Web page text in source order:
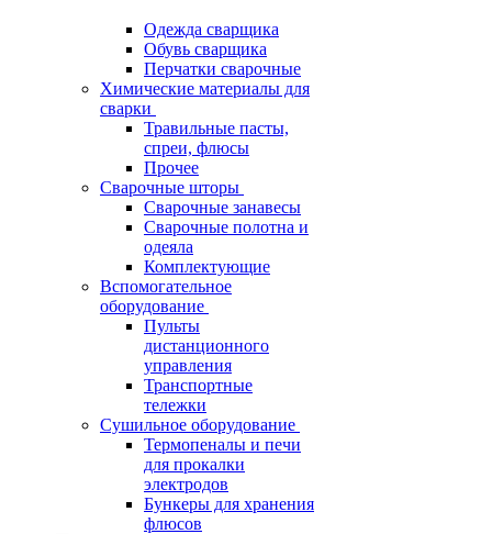
Одежда сварщика
Обувь сварщика
Перчатки сварочные
Химические материалы для
сварки
Травильные пасты,
спреи, флюсы
Прочее
Сварочные шторы
Сварочные занавесы
Сварочные полотна и
одеяла
Комплектующие
Вспомогательное
оборудование
Пульты
дистанционного
управления
Транспортные
тележки
Сушильное оборудование
Термопеналы и печи
для прокалки
электродов
Бункеры для хранения
флюсов